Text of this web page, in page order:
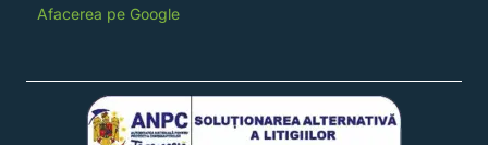
Afacerea pe Google